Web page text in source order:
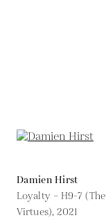
Damien Hirst
Loyalty – H9-7 (The
Virtues), 2021